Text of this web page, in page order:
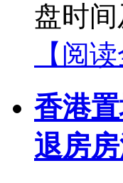
盘时
【阅
香港
退房